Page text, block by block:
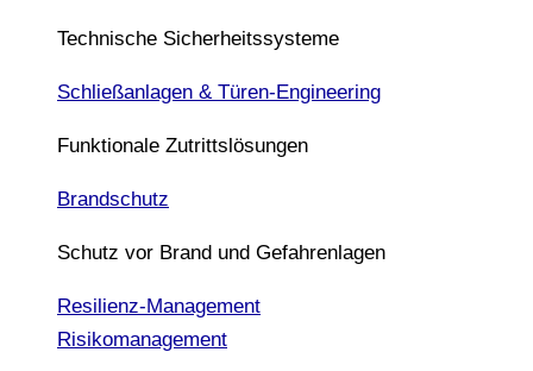
Technische Sicherheitssysteme
Schließanlagen & Türen-Engineering
Funktionale Zutrittslösungen
Brandschutz
Schutz vor Brand und Gefahrenlagen
Resilienz-Management
Risikomanagement